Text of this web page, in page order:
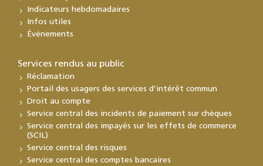
Indicateurs hebdomadaires
Infos utiles
Événements
Services rendus au public
Réclamation
Portail des usagers des services d’intérêt commun
Droit au compte
Service central des incidents de paiement sur chèques
Service central des impayés sur les effets de commerce
(SCIL)
Service central des risques
Service central des comptes bancaires